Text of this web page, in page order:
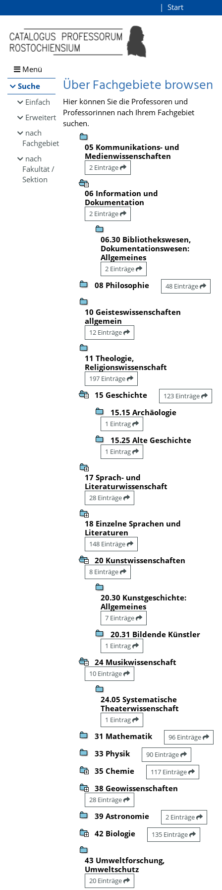
Browsen
direkt zum Inhalt
Start
Menü
Suche
Einfach
Erweitert
nach
Fachgebiet
nach
Fakultät /
Sektion
Über Fachgebiete browsen
Hier können Sie die Professoren und
Professorinnen nach Ihrem Fachgebiet
suchen.
05 Kommunikations- und
Medienwissenschaften
2 Einträge
06 Information und
Dokumentation
2 Einträge
06.30 Bibliothekswesen,
Dokumentationswesen:
Allgemeines
2 Einträge
08 Philosophie 48 Einträge
10 Geisteswissenschaften
allgemein
12 Einträge
11 Theologie,
Religionswissenschaft
197 Einträge
15 Geschichte 123 Einträge
15.15 Archäologie
1 Eintrag
15.25 Alte Geschichte
1 Eintrag
17 Sprach- und
Literaturwissenschaft
28 Einträge
18 Einzelne Sprachen und
Literaturen
148 Einträge
20 Kunstwissenschaften
8 Einträge
20.30 Kunstgeschichte:
Allgemeines
7 Einträge
20.31 Bildende Künstler
1 Eintrag
24 Musikwissenschaft
10 Einträge
24.05 Systematische
Theaterwissenschaft
1 Eintrag
31 Mathematik 96 Einträge
33 Physik 90 Einträge
35 Chemie 117 Einträge
38 Geowissenschaften
28 Einträge
39 Astronomie 2 Einträge
42 Biologie 135 Einträge
43 Umweltforschung,
Umweltschutz
20 Einträge